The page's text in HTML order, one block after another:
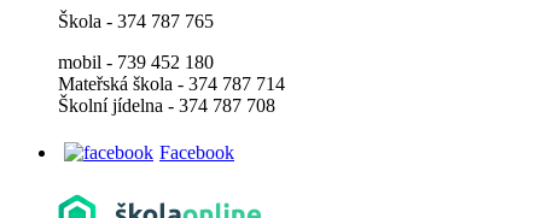
Škola - 374 787 765
mobil - 739 452 180
Mateřská škola - 374 787 714
Školní jídelna - 374 787 708
Facebook